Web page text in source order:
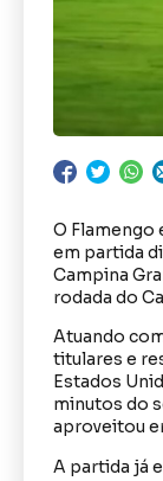
O Flamengo
em partida
Campina
rodada do
Atuando
titulares e
Estados
minutos do
aproveitou
A partida já